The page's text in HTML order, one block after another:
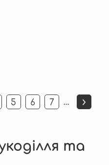
Страница
5 Страница
6 Страница
7 …
та